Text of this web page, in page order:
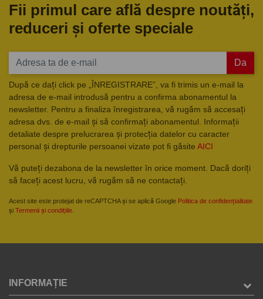
Fii primul care află despre noutăți,
reduceri și oferte speciale
Da
După ce dați click pe „ÎNREGISTRARE”, va fi trimis un e-mail la
adresa de e-mail introdusă pentru a confirma abonamentul la
newsletter. Pentru a finaliza înregistrarea, vă rugăm să accesați
adresa dvs. de e-mail și să confirmați abonamentul. Informații
detaliate despre prelucrarea și protecția datelor cu caracter
personal și drepturile persoanei vizate pot fi găsite AICI
Vă puteți dezabona de la newsletter în orice moment. Dacă doriți
să faceți acest lucru, vă rugăm să ne contactați.
Acest site este protejat de reCAPTCHA și se aplică Google Politica de confidențialitate
și Termenii și condițiile
INFORMAȚIE